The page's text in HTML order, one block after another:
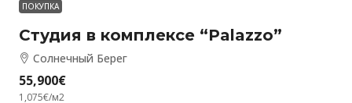
ПОКУПКА
Студия в комплексе “Palazzo”
Солнечный Берег
55,900€
1,075€/м2